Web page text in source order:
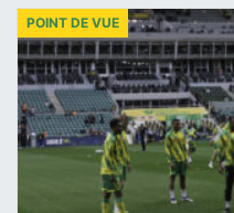
POINT DE VUE